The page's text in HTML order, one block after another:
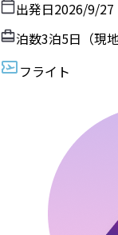
出発日2026/9/27
泊数3泊5日（現
フライト